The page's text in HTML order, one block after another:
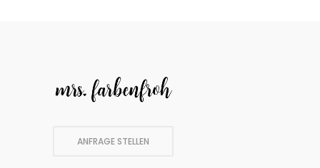
ANFRAGE STELLEN